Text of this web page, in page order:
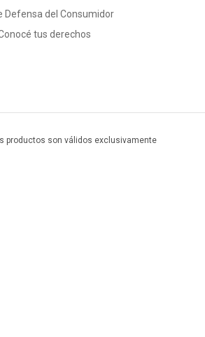
Defensa del Consumidor
tus derechos
productos son válidos exclusivamente